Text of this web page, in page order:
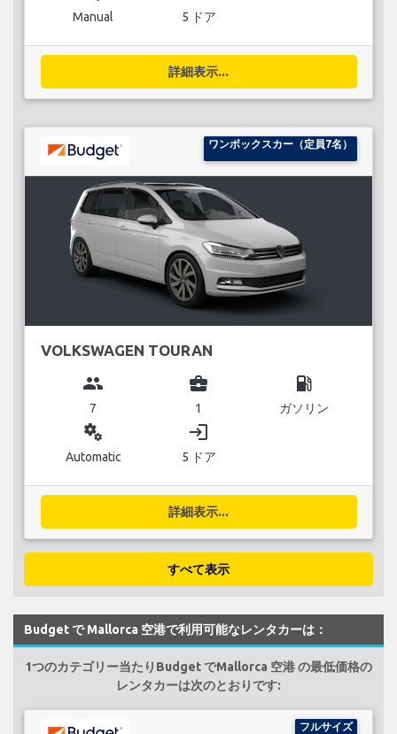
Manual 5 ドア
詳細表示...
ワンボックスカー（定員7名）
VOLKSWAGEN TOURAN
group
7
business_center
1
local_gas_station
ガソリン
miscellaneous_services
Automatic
login
5 ドア
詳細表示...
すべて表示
Budget で Mallorca 空港で利用可能なレンタカーは：
1つのカテゴリー当たりBudget でMallorca 空港 の最低価格の
レンタカーは次のとおりです:
フルサイズ